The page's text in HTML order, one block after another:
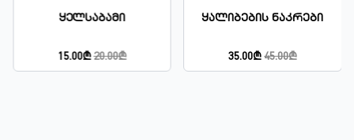
Ყელსაბამი
15.00₾ 20.00₾
Ყალიბების Ნაკრები
35.00₾ 45.00₾